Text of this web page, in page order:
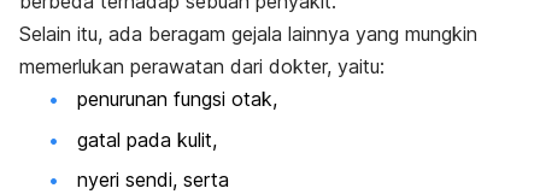
Selain itu, ada beragam gejala lainnya yang mungkin
memerlukan perawatan dari dokter, yaitu:
penurunan fungsi otak,
gatal pada kulit,
nyeri sendi, serta